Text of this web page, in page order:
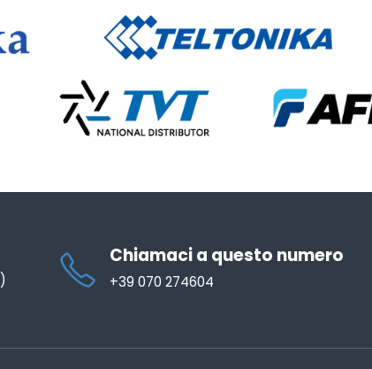
Chiamaci a questo numero
+39 070 274604